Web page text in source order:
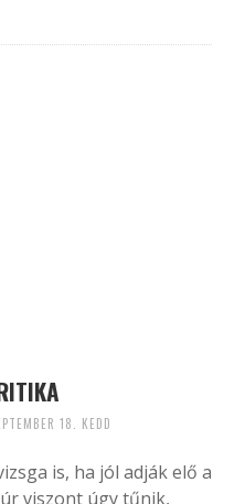
18. KEDD
is, ha jól adják elő a
viszont úgy tűnik,